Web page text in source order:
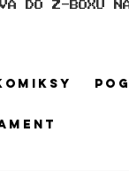
Z-BOXU
POG